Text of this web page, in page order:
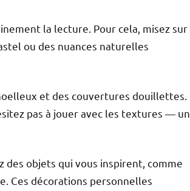
la lecture. Pour cela, misez sur
ou des nuances naturelles
et des couvertures douillettes.
pas à jouer avec les textures — un
objets qui vous inspirent, comme
Ces décorations personnelles